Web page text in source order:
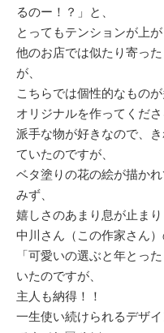
るのー！？」と、
とってもテンションが上が
他のお店では似たり寄っ
が、
こちらでは個性的なもの
オリジナルを作ってくだ
派手な物が好きなので、
ていたのですが、
ベタ塗りの花の絵が描か
みず、
嬉しさのあまり息が止まり
中川さん（この作家さん
「可愛いの選ぶと年とっ
いたのですが、
主人も納得！！
一生使い続けられるデザ